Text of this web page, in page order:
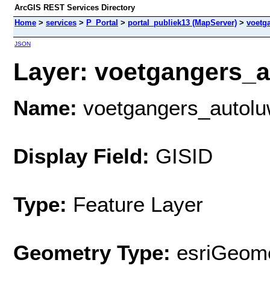
ArcGIS REST Services Directory
Home > services > P_Portal > portal_publiek13 (MapServer) >
JSON
Layer:
Name:
Display Field: GISID
Type: Feature Layer
Geometry Type: